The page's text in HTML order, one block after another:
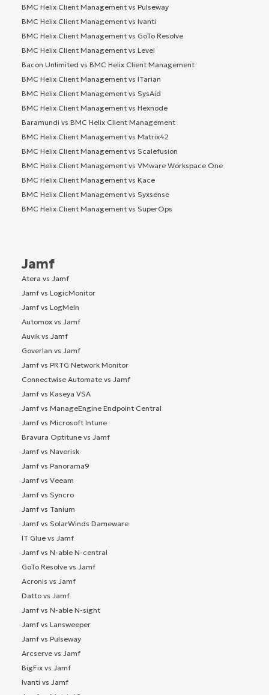
BMC Helix Client Management vs Pulseway
BMC Helix Client Management vs Ivanti
BMC Helix Client Management vs GoTo Resolve
BMC Helix Client Management vs Level
Bacon Unlimited vs BMC Helix Client Management
BMC Helix Client Management vs ITarian
BMC Helix Client Management vs SysAid
BMC Helix Client Management vs Hexnode
Baramundi vs BMC Helix Client Management
BMC Helix Client Management vs Matrix42
BMC Helix Client Management vs Scalefusion
BMC Helix Client Management vs VMware Workspace One
BMC Helix Client Management vs Kace
BMC Helix Client Management vs Syxsense
BMC Helix Client Management vs SuperOps
Jamf
Atera vs Jamf
Jamf vs LogicMonitor
Jamf vs LogMeIn
Automox vs Jamf
Auvik vs Jamf
Goverlan vs Jamf
Jamf vs PRTG Network Monitor
Connectwise Automate vs Jamf
Jamf vs Kaseya VSA
Jamf vs ManageEngine Endpoint Central
Jamf vs Microsoft Intune
Bravura Optitune vs Jamf
Jamf vs Naverisk
Jamf vs Panorama9
Jamf vs Veeam
Jamf vs Syncro
Jamf vs Tanium
Jamf vs SolarWinds Dameware
IT Glue vs Jamf
Jamf vs N-able N-central
GoTo Resolve vs Jamf
Acronis vs Jamf
Datto vs Jamf
Jamf vs N-able N-sight
Jamf vs Lansweeper
Jamf vs Pulseway
Arcserve vs Jamf
BigFix vs Jamf
Ivanti vs Jamf